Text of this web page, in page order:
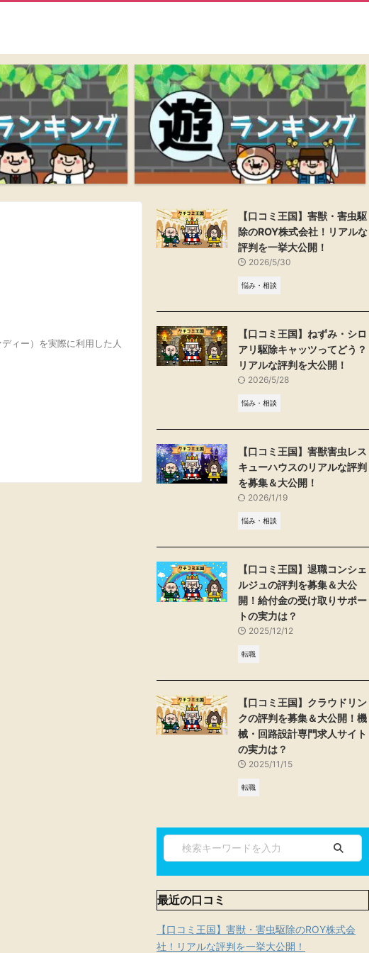
ィー）を実際に利用した人
【口コミ王国】害獣・害虫駆
除のROY株式会社！リアルな
評判を一挙大公開！
2026/5/30
悩み・相談
【口コミ王国】ねずみ・シロ
アリ駆除キャッツってどう？
リアルな評判を大公開！
2026/5/28
悩み・相談
【口コミ王国】害獣害虫レス
キューハウスのリアルな評判
を募集＆大公開！
2026/1/19
悩み・相談
【口コミ王国】退職コンシェ
ルジュの評判を募集＆大公
開！給付金の受け取りサポー
トの実力は？
2025/12/12
転職
【口コミ王国】クラウドリン
クの評判を募集＆大公開！機
械・回路設計専門求人サイト
の実力は？
2025/11/15
転職
最近の口コミ
【口コミ王国】害獣・害虫駆除のROY株式会
社！リアルな評判を一挙大公開！